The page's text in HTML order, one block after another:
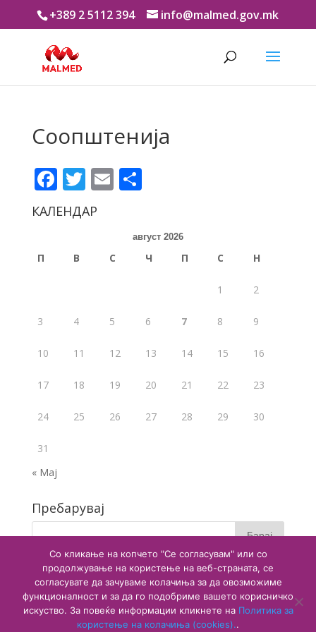
+389 2 5112 394 info@malmed.gov.mk
Соопштенија
Facebook
Twitter
EmailShare
КАЛЕНДАР
август 2026
П В С Ч П С Н
1 2
3 4 5 6 7 8 9
10 11 12 13 14 15 16
17 18 19 20 21 22 23
24 25 26 27 28 29 30
31
« Мај
Пребарувај
Со кликање на копчето "Се согласувам" или со
продолжување на користење на веб-страната, се
согласувате да зачуваме колачиња за да овозможиме
функционалност и за да го подобриме вашето корисничко
искуство. За повеќе информации кликнете на Политика за
користење на колачиња (cookies)..